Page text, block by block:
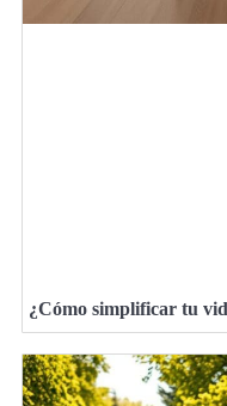
¿Cómo simplificar tu